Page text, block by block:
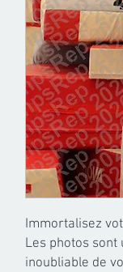
Immortalisez
Les photos
inoubliable de